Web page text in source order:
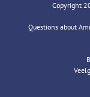
Copyright
Questions about